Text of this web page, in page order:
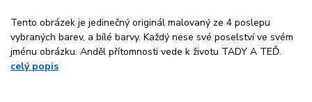
Tento obrázek je jedinečný originál malovaný ze 4 poslepu
vybraných barev, a bílé barvy. Každý nese své poselství ve svém
jménu obrázku. Anděl přítomnosti vede k životu TADY A TEĎ.
celý popis